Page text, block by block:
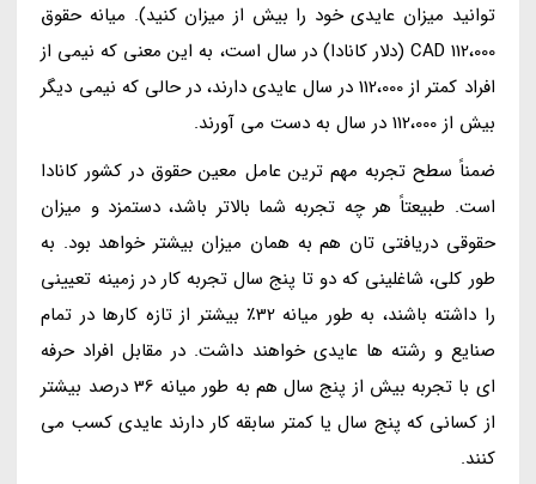
توانید میزان عایدی خود را بیش از میزان کنید). میانه حقوق
112،000 CAD (دلار کانادا) در سال است، به این معنی که نیمی از
افراد کمتر از 112،000 در سال عایدی دارند، در حالی که نیمی دیگر
بیش از 112،000 در سال به دست می آورند.
ضمناً سطح تجربه مهم ترین عامل معین حقوق در کشور کانادا
است. طبیعتاً هر چه تجربه شما بالاتر باشد، دستمزد و میزان
حقوقی دریافتی تان هم به همان میزان بیشتر خواهد بود. به
طور کلی، شاغلینی که دو تا پنج سال تجربه کار در زمینه تعیینی
را داشته باشند، به طور میانه 32٪ بیشتر از تازه کارها در تمام
صنایع و رشته ها عایدی خواهند داشت. در مقابل افراد حرفه
ای با تجربه بیش از پنج سال هم به طور میانه 36 درصد بیشتر
از کسانی که پنج سال یا کمتر سابقه کار دارند عایدی کسب می
کنند.